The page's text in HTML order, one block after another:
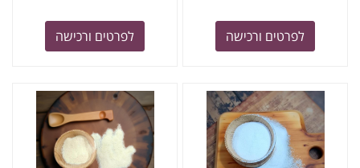
לפרטים ורכישה לפרטים ורכישה